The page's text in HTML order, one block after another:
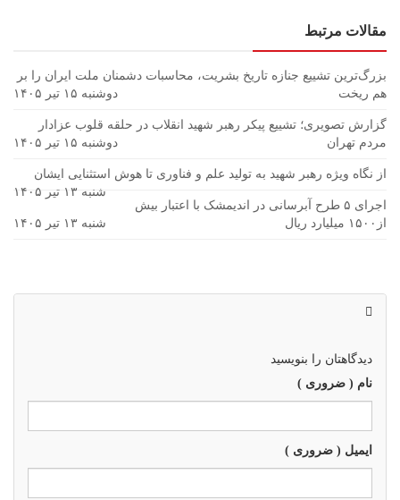
مقالات مرتبط
بزرگ‌ترین تشییع جنازه تاریخ بشریت، محاسبات دشمنان ملت ایران را بر
هم ریخت
دوشنبه ۱۵ تیر ۱۴۰۵
گزارش تصویری؛ تشییع پیکر رهبر شهید انقلاب در حلقه قلوب عزادار
مردم تهران
دوشنبه ۱۵ تیر ۱۴۰۵
از نگاه ویژه رهبر شهید به تولید علم و فناوری تا هوش استثنایی ایشان
شنبه ۱۳ تیر ۱۴۰۵
اجرای ۵ طرح آبرسانی در اندیمشک با اعتبار بیش
از۱۵۰۰ میلیارد ریال
شنبه ۱۳ تیر ۱۴۰۵
دیدگاهتان را بنویسید
نام ( ضروری )
ایمیل ( ضروری )